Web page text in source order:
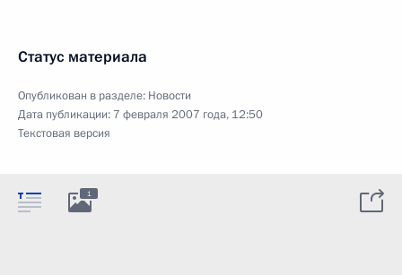
Статус материала
Опубликован в разделе: Новости
Дата публикации: 7 февраля 2007 года, 12:50
Текстовая версия
1